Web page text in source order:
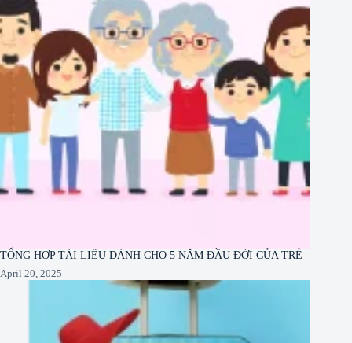
TỔNG HỢP TÀI LIỆU DÀNH CHO 5 NĂM ĐẦU ĐỜI CỦA TRẺ
April 20, 2025